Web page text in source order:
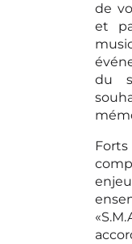
de
et
du